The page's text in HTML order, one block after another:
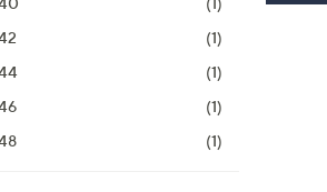
(1)
(1)
(1)
(1)